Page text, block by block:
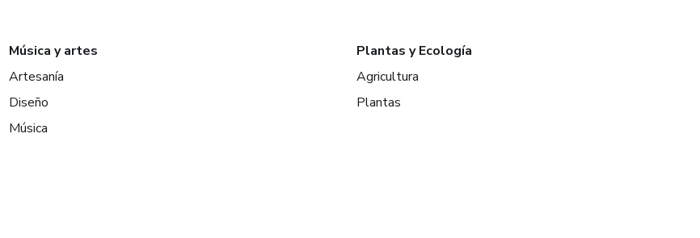
Música y artes
Artesanía
Diseño
Música
Plantas y Ecología
Agricultura
Plantas